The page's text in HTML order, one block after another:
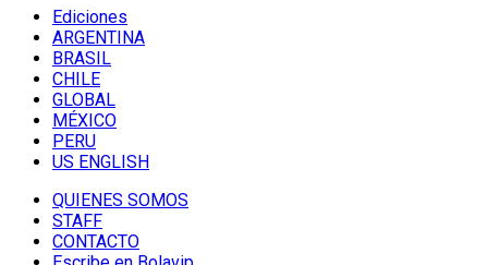
Ediciones
ARGENTINA
BRASIL
CHILE
GLOBAL
MÉXICO
PERU
US ENGLISH
QUIENES SOMOS
STAFF
CONTACTO